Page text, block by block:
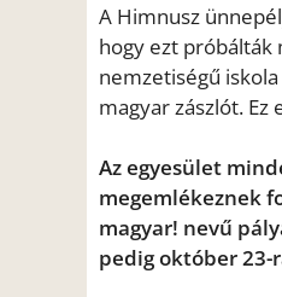
A Himnusz
hogy ezt próbálták
nemzetiségű
magyar zászlót.
Az egyesület
megemlékeznek
magyar! nevű
pedig október 23-